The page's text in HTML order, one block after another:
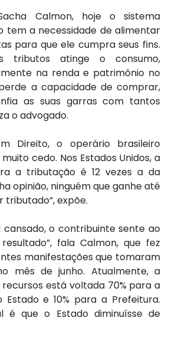
Calmon, hoje o sistema
tem a necessidade de alimentar
para que ele cumpra seus fins.
tributos atinge o consumo,
na renda e patrimônio no
a capacidade de comprar,
as suas garras com tantos
o advogado.
Direito, o operário brasileiro
cedo. Nos Estados Unidos, a
a tributação é 12 vezes a da
opinião, ninguém que ganhe até
tributado”, expõe.
cansado, o contribuinte sente ao
fala Calmon, que fez
manifestações que tomaram
mês de junho. Atualmente, a
está voltada 70% para a
Estado e 10% para a Prefeitura.
é que o Estado diminuísse de